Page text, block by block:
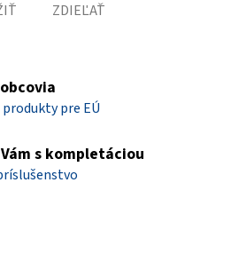
ZDIEĽAŤ
pre EÚ
s kompletáciou